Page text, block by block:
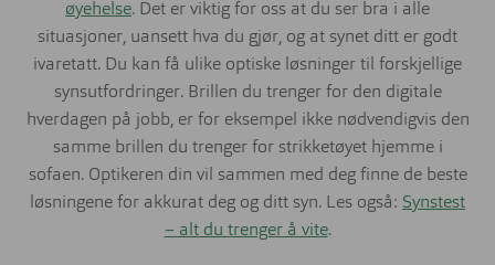
øyehelse. Det er viktig for oss at du ser bra i alle
situasjoner, uansett hva du gjør, og at synet ditt er godt
ivaretatt. Du kan få ulike optiske løsninger til forskjellige
synsutfordringer. Brillen du trenger for den digitale
hverdagen på jobb, er for eksempel ikke nødvendigvis den
samme brillen du trenger for strikketøyet hjemme i
sofaen. Optikeren din vil sammen med deg finne de beste
løsningene for akkurat deg og ditt syn. Les også: Synstest
– alt du trenger å vite.